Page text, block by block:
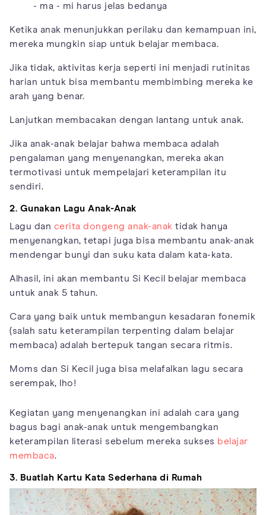
- ma - mi harus jelas bedanya
Ketika anak menunjukkan perilaku dan kemampuan ini,
mereka mungkin siap untuk belajar membaca.
Jika tidak, aktivitas kerja seperti ini menjadi rutinitas
harian untuk bisa membantu membimbing mereka ke
arah yang benar.
Lanjutkan membacakan dengan lantang untuk anak.
Jika anak-anak belajar bahwa membaca adalah
pengalaman yang menyenangkan, mereka akan
termotivasi untuk mempelajari keterampilan itu
sendiri.
2. Gunakan Lagu Anak-Anak
Lagu dan cerita dongeng anak-anak tidak hanya
menyenangkan, tetapi juga bisa membantu anak-anak
mendengar bunyi dan suku kata dalam kata-kata.
Alhasil, ini akan membantu Si Kecil belajar membaca
untuk anak 5 tahun.
Cara yang baik untuk membangun kesadaran fonemik
(salah satu keterampilan terpenting dalam belajar
membaca) adalah bertepuk tangan secara ritmis.
Moms dan Si Kecil juga bisa melafalkan lagu secara
serempak, lho!
Kegiatan yang menyenangkan ini adalah cara yang
bagus bagi anak-anak untuk mengembangkan
keterampilan literasi sebelum mereka sukses belajar
membaca.
3. Buatlah Kartu Kata Sederhana di Rumah